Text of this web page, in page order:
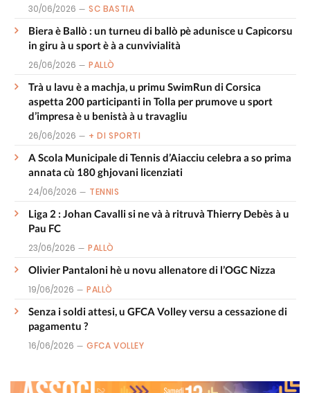
30/06/2026 SC BASTIA
Biera è Ballò : un turneu di ballò pè adunisce u Capicorsu
in giru à u sport è à a cunvivialità
26/06/2026 PALLÒ
Trà u lavu è a machja, u primu SwimRun di Corsica
aspetta 200 participanti in Tolla per prumove u sport
d’impresa è u benistà à u travagliu
26/06/2026 + DI SPORTI
A Scola Municipale di Tennis d’Aiacciu celebra a so prima
annata cù 180 ghjovani licenziati
24/06/2026 TENNIS
Liga 2 : Johan Cavalli si ne và à ritruvà Thierry Debès à u
Pau FC
23/06/2026 PALLÒ
Olivier Pantaloni hè u novu allenatore di l’OGC Nizza
19/06/2026 PALLÒ
Senza i soldi attesi, u GFCA Volley versu a cessazione di
pagamentu ?
16/06/2026 GFCA VOLLEY